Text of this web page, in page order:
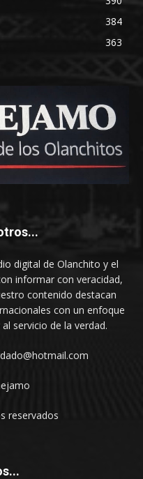
384
363
digital de Olanchito y el
informar con veracidad,
contenido destacan
con un enfoque
servicio de la verdad.
reservados